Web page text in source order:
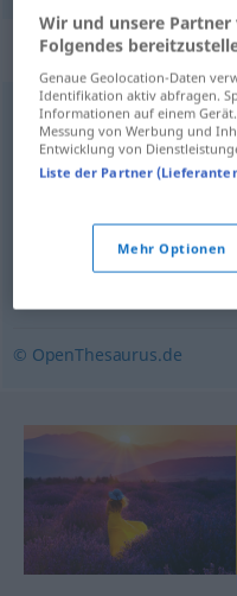
Synonyme
initiieren,starten,
induzieren,
(etwas/mit etwas),
© OpenThesaurus.de
Wir und unsere
Folgendes
Genaue Geolocation-Daten
Identifikation aktiv abfragen.
Informationen auf einem
Messung von Werbung und
Entwicklung von
Liste der Partner
Mehr Optionen